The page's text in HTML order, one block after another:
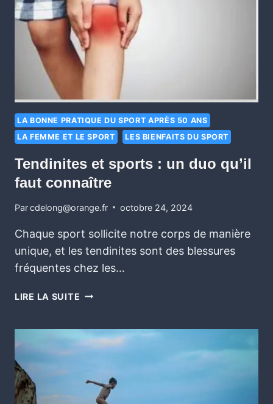
LA BONNE PRATIQUE DU SPORT APRÈS 50 ANS
LA FEMME ET LE SPORT
LES BIENFAITS DU SPORT
Tendinites et sports : un duo qu’il
faut connaître
Parcdelong@orange.fr octobre 24, 2024
Chaque sport sollicite notre corps de manière
unique, et les tendinites sont des blessures
fréquentes chez les…
LIRE LA SUITE